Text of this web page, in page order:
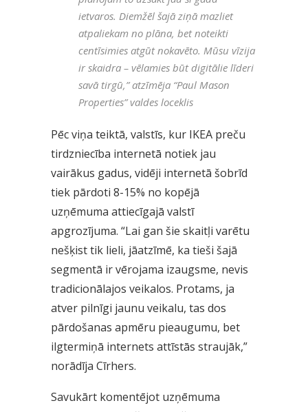
ietvaros. Diemžēl šajā ziņā mazliet
atpaliekam no plāna, bet noteikti
centīsimies atgūt nokavēto. Mūsu vīzija
ir skaidra – vēlamies būt digitālie līderi
savā tirgū,” atzīmēja “Paul Mason
Properties” valdes loceklis
Pēc viņa teiktā, valstīs, kur IKEA preču
tirdzniecība internetā notiek jau
vairākus gadus, vidēji internetā šobrīd
tiek pārdoti 8-15% no kopējā
uzņēmuma attiecīgajā valstī
apgrozījuma. “Lai gan šie skaitļi varētu
nešķist tik lieli, jāatzīmē, ka tieši šajā
segmentā ir vērojama izaugsme, nevis
tradicionālajos veikalos. Protams, ja
atver pilnīgi jaunu veikalu, tas dos
pārdošanas apmēru pieaugumu, bet
ilgtermiņā internets attīstās straujāk,”
norādīja Cīrhers.
Savukārt komentējot uzņēmuma